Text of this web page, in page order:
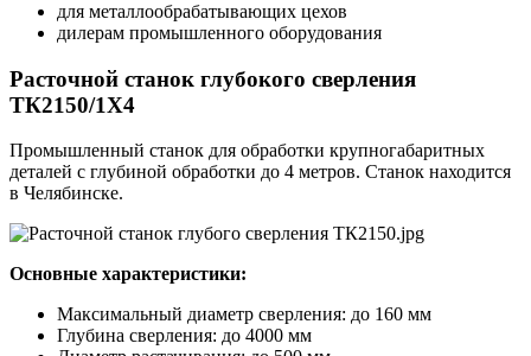
для металлообрабатывающих цехов
дилерам промышленного оборудования
Расточной станок глубокого сверления
ТК2150/1Х4
Промышленный станок для обработки крупногабаритных
деталей с глубиной обработки до 4 метров. Станок находится
в Челябинске.
Основные характеристики:
Максимальный диаметр сверления: до 160 мм
Глубина сверления: до 4000 мм